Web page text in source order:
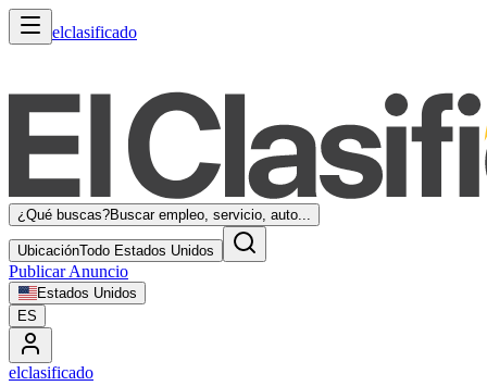
elclasificado
¿Qué buscas?Buscar empleo, servicio, auto...
UbicaciónTodo Estados Unidos
Publicar Anuncio
Estados Unidos
ES
elclasificado